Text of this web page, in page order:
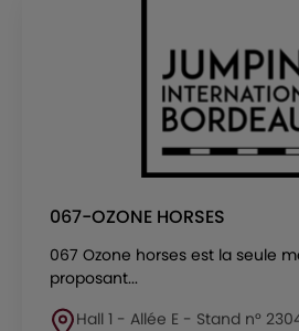
067-OZONE HORSES
067 Ozone horses est la seule
proposant...
Hall 1 - Allée E - Stand n°